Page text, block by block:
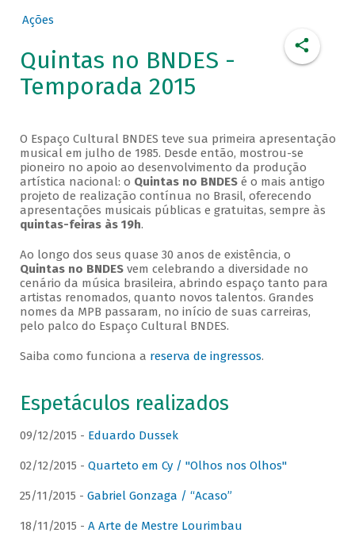
Ações
Quintas no BNDES -
Temporada 2015
O Espaço Cultural BNDES teve sua primeira apresentação
musical em julho de 1985. Desde então, mostrou-se
pioneiro no apoio ao desenvolvimento da produção
artística nacional: o Quintas no BNDESé o mais antigo
projeto de realização contínua no Brasil, oferecendo
apresentações musicais públicas e gratuitas, sempre às
quintas-feiras às 19h.
Ao longo dos seus quase 30 anos de existência, o
Quintas no BNDESvem celebrando a diversidade no
cenário da música brasileira, abrindo espaço tanto para
artistas renomados, quanto novos talentos. Grandes
nomes da MPB passaram, no início de suas carreiras,
pelo palco do Espaço Cultural BNDES.
Saiba como funciona a reserva de ingressos.
Espetáculos realizados
09/12/2015 - Eduardo Dussek
02/12/2015 - Quarteto em Cy / "Olhos nos Olhos"
25/11/2015 - Gabriel Gonzaga / “Acaso”
18/11/2015 - A Arte de Mestre Lourimbau